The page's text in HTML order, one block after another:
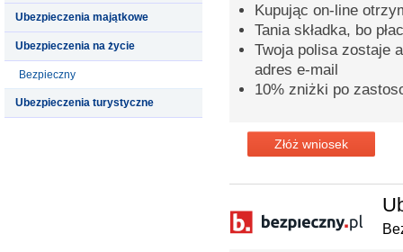
Ubezpieczenia majątkowe
Ubezpieczenia na życie
Bezpieczny
Ubezpieczenia turystyczne
Kupując on-line
Tania składka, bo
Twoja polisa zostaje
adres e-mail
10% zniżki po
Złóż wniosek